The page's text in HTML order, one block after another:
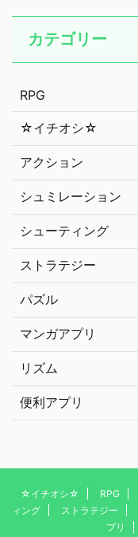
カテゴリー
RPG
☆イチオシ☆
アクション
シュミレーション
シューティング
ストラテジー
パズル
マンガアプリ
リズム
便利アプリ
☆イチオシ☆ RPG
ィング
ストラテジー
プリ